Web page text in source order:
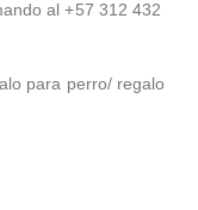
al +57 312 432
para perro/ regalo